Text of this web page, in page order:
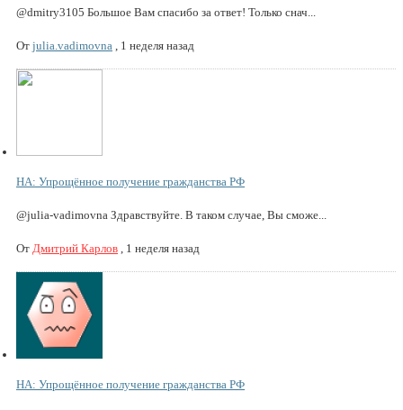
@dmitry3105 Большое Вам спасибо за ответ! Только снач...
От julia.vadimovna , 1 неделя назад
НА: Упрощённое получение гражданства РФ
@julia-vadimovna Здравствуйте. В таком случае, Вы сможе...
От Дмитрий Карлов , 1 неделя назад
НА: Упрощённое получение гражданства РФ